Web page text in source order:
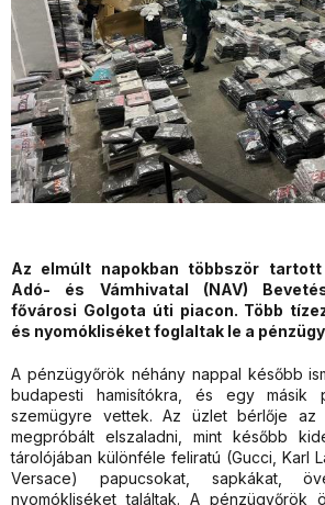
Az elmúlt napokban többször
Adó- és Vámhivatal (NAV)
fővárosi Golgota úti piacon. Több
és nyomókliséket foglaltak le a
A pénzügyőrök néhány nappal később
budapesti hamisítókra, és egy másik
szemügyre vettek. Az üzlet bérlője az
megpróbált elszaladni, mint később
tárolójában különféle feliratú (Gucci, Karl
Versace) papucsokat, sapkákat,
nyomókliséket találtak. A pénzügyőrök